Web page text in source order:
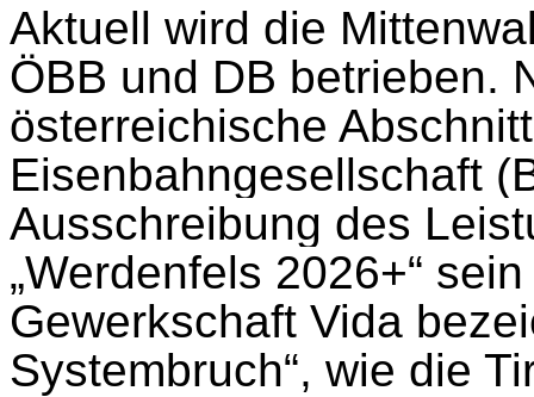
Aktuell wird die
ÖBB und DB betrieben.
österreichische
Eisenbahngesellschaft
Ausschreibung des
„Werdenfels 2026+“
Gewerkschaft Vida
Systembruch“, wie die